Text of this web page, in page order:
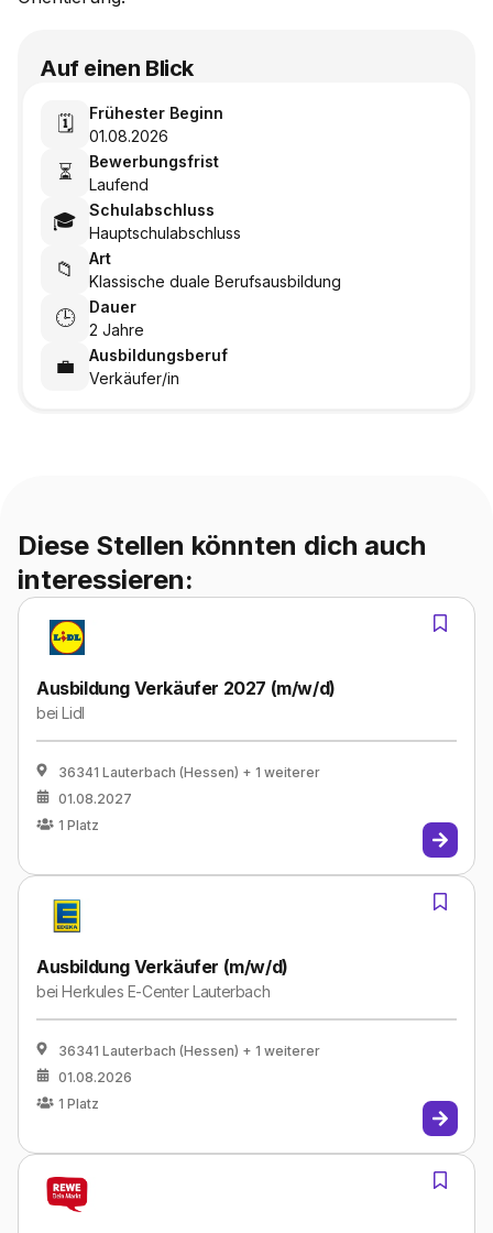
Auf einen Blick
🗓️
Frühester Beginn
01.08.2026
⏳
Bewerbungsfrist
Laufend
🎓
Schulabschluss
Hauptschulabschluss
📁
Art
Klassische duale Berufsausbildung
🕒
Dauer
2 Jahre
💼
Ausbildungsberuf
Verkäufer/in
Diese Stellen könnten dich auch
interessieren:
Ausbildung Verkäufer 2027 (m/w/d)
beiLidl
36341 Lauterbach (Hessen) + 1 weiterer
01.08.2027
1 Platz
Ausbildung Verkäufer (m/w/d)
beiHerkules E-Center Lauterbach
36341 Lauterbach (Hessen) + 1 weiterer
01.08.2026
1 Platz